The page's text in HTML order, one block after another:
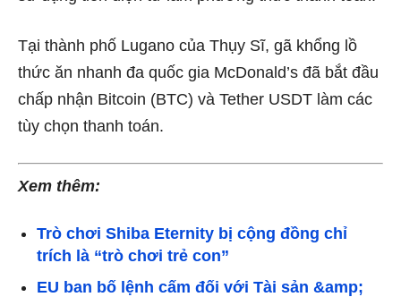
Tại thành phố Lugano của Thụy Sĩ, gã khổng lồ
thức ăn nhanh đa quốc gia McDonald’s đã bắt đầu
chấp nhận Bitcoin (BTC) và Tether USDT làm các
tùy chọn thanh toán.
Xem thêm:
Trò chơi Shiba Eternity bị cộng đồng chỉ
trích là “trò chơi trẻ con”
EU ban bố lệnh cấm đối với Tài sản &amp;